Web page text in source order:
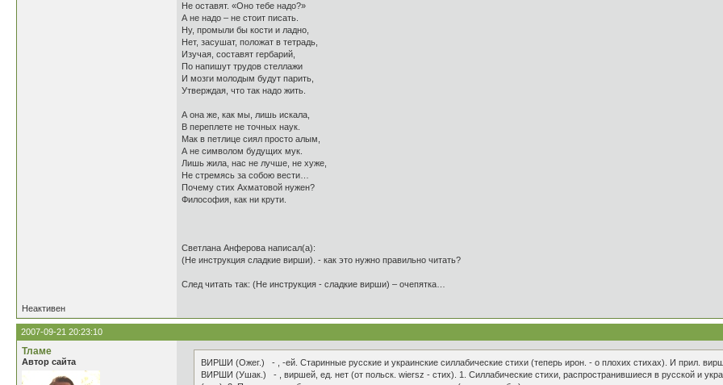
Не оставят. «Оно тебе надо?»
А не надо – не стоит писать.
Ну, промыли бы кости и ладно,
Нет, засушат, положат в тетрадь,
Изучая, составят гербарий,
По напишут трудов стеллажи
И мозги молодым будут парить,
Утверждая, что так надо жить.
А она же, как мы, лишь искала,
В переплете не точных наук.
Мак в петлице сиял просто алым,
А не символом будущих мук.
Лишь жила, нас не лучше, не хуже,
Не стремясь за собою вести…
Почему стих Ахматовой нужен?
Философия, как ни крути.
Светлана Анферова написал(а):
(Не инструкция сладкие вирши). - как это нужно правильно читать?
След читать так: (Не инструкция - сладкие вирши) – очепятка…
Неактивен
2007-09-21 20:23:10
Тламе
Автор сайта
ВИРШИ (Ожег.) - , -ей. Старинные русские и украинские силлабические стихи (теперь ирон. - о плохих стихах). И прил.
ВИРШИ (Ушак.) - , виршей, ед. нет (от польск. wiersz - стих). 1. Силлабические стихи, распространившиеся в русской и